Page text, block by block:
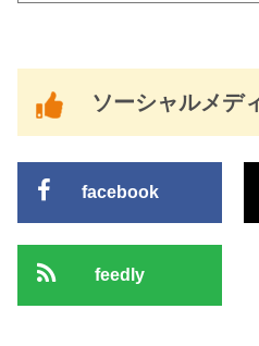
ソーシャルメデ
facebook
feedly